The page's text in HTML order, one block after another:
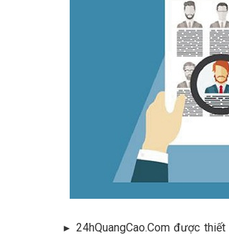
► 24hQuangCao.Com được